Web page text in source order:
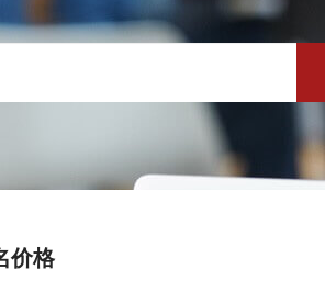
价格